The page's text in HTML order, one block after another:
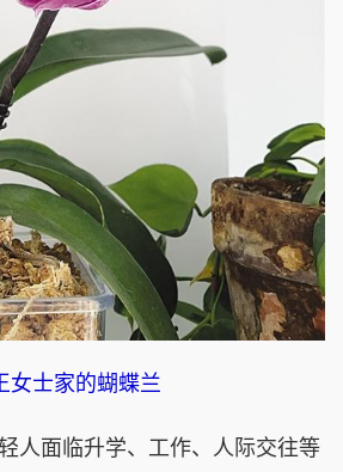
女士家的蝴蝶兰
面临升学、工作、人际交往等